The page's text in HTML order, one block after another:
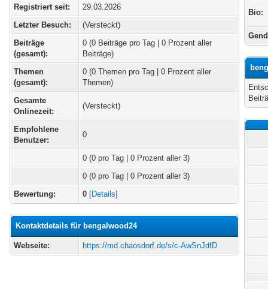
Registriert seit:
29.03.2026
Letzter Besuch:
(Versteckt)
Beiträge
(gesamt):
0 (0 Beiträge pro Tag | 0 Prozent aller
Beiträge)
Themen
(gesamt):
0 (0 Themen pro Tag | 0 Prozent aller
Themen)
Gesamte
Onlinezeit:
(Versteckt)
Empfohlene
Benutzer:
0
0 (0 pro Tag | 0 Prozent aller 3)
0 (0 pro Tag | 0 Prozent aller 3)
Bewertung:
0 [Details]
Kontaktdetails für bengalwood24
Webseite: https://md.chaosdorf.de/s/c-AwSnJdfD
Bio: